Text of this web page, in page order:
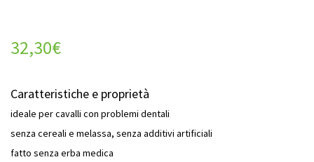
32,30€
Caratteristiche e proprietà
ideale per cavalli con problemi dentali
senza cereali e melassa, senza additivi artificiali
fatto senza erba medica